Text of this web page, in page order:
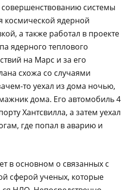
совершенствованию системы
космической ядерной
а также работал в проекте
ядерного теплового
на Марс и за его
схожа со случаями
то уехал из дома ночью,
дома. Его автомобиль 4
Хантсвилла, а затем уехал
где попал в аварию и
в основном о связанных с
сферой ученых, которые